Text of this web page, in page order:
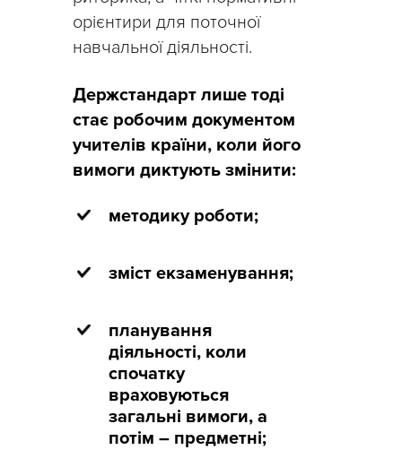
орієнтири для поточної
навчальної діяльності.
Держстандарт лише тоді
стає робочим документом
учителів країни, коли його
вимоги диктують змінити:
методику роботи;
зміст екзаменування;
планування
діяльності, коли
спочатку
враховуються
загальні вимоги, а
потім – предметні;